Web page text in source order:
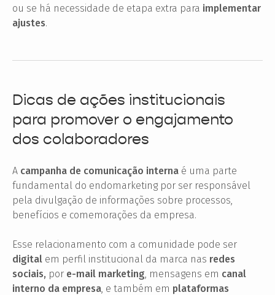
ou se há necessidade de etapa extra para implementar
ajustes.
Dicas de ações institucionais
para promover o engajamento
dos colaboradores
A campanha de comunicação interna é uma parte
fundamental do endomarketing por ser responsável
pela divulgação de informações sobre processos,
benefícios e comemorações da empresa.
Esse relacionamento com a comunidade pode ser
digital em perfil institucional da marca nas redes
sociais, por e-mail marketing, mensagens em canal
interno da empresa, e também em plataformas